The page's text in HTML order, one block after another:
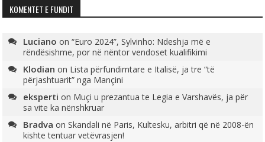
KOMENTET E FUNDIT
Luciano on“Euro 2024”, Sylvinho: Ndeshja më e
rëndësishme, por në nëntor vendoset kualifikimi
Klodian on Lista përfundimtare e Italisë, ja tre “të
përjashtuarit” nga Mançini
eksperti on Muçi u prezantua te Legia e Varshavës, ja për
sa vite ka nënshkruar
Bradva onSkandali në Paris, Kultesku, arbitri që në 2008-ën
kishte tentuar vetëvrasjen!